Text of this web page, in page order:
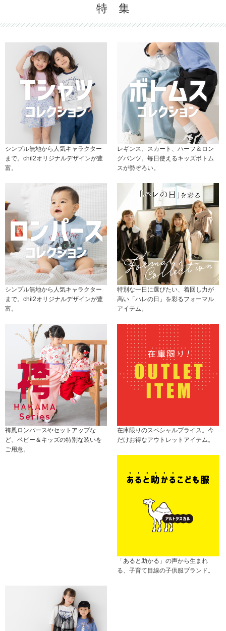
特 集
シンプル無地から人気キャラクター
まで。chil2オリジナルデザインが豊
富。
レギンス、スカート、ハーフ＆ロン
グパンツ。毎日使えるキッズボトム
スが勢ぞろい。
シンプル無地から人気キャラクター
まで。chil2オリジナルデザインが豊
富。
特別な一日に選びたい、着回し力が
高い「ハレの日」を彩るフォーマル
アイテム。
袴風ロンパースやセットアップな
ど、ベビー＆キッズの特別な装いを
ご用意。
在庫限りのスペシャルプライス。今
だけお得なアウトレットアイテム。
「あると助かる」の声から生まれ
る、子育て目線の子供服ブランド。